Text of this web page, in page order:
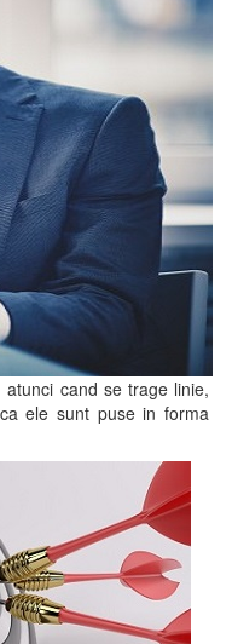
cand se trage linie,
ele sunt puse in forma